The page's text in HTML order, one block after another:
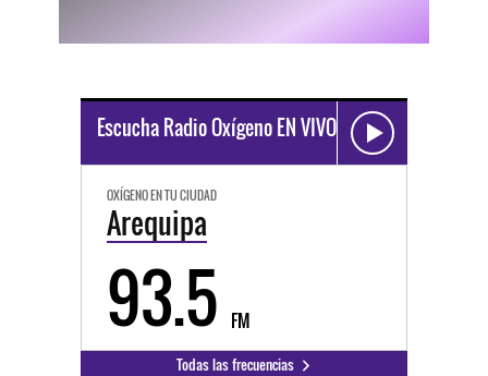
Escucha Radio Oxígeno EN VIVO
OXÍGENO EN TU CIUDAD
Arequipa
93.5 FM
Todas las frecuencias